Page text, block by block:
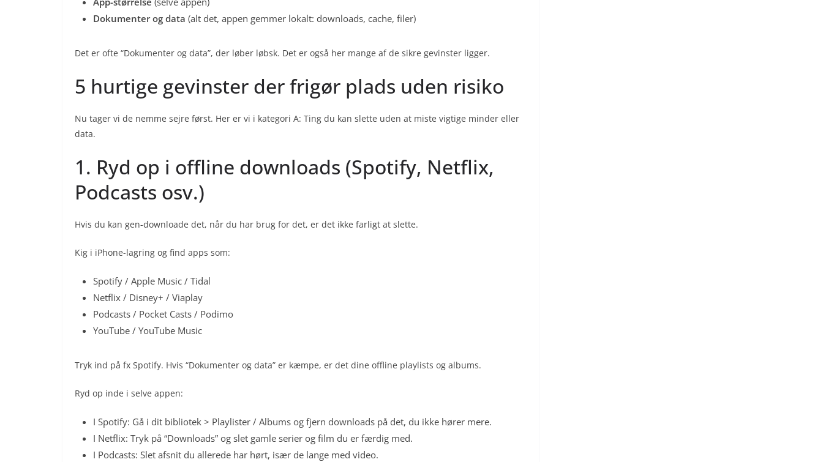
Dokumenter og data (alt det, appen gemmer lokalt: downloads, cache, filer)
Det er ofte “Dokumenter og data”, der løber løbsk. Det er også her mange af de sikre gevinster ligger.
5 hurtige gevinster der frigør plads uden risiko
Nu tager vi de nemme sejre først. Her er vi i kategori A: Ting du kan slette uden at miste vigtige minder eller
data.
1. Ryd op i offline downloads (Spotify, Netflix,
Podcasts osv.)
Hvis du kan gen-downloade det, når du har brug for det, er det ikke farligt at slette.
Kig i iPhone-lagring og find apps som:
Spotify / Apple Music / Tidal
Netflix / Disney+ / Viaplay
Podcasts / Pocket Casts / Podimo
YouTube / YouTube Music
Tryk ind på fx Spotify. Hvis “Dokumenter og data” er kæmpe, er det dine offline playlists og albums.
Ryd op inde i selve appen:
I Spotify: Gå i dit bibliotek > Playlister / Albums og fjern downloads på det, du ikke hører mere.
I Netflix: Tryk på “Downloads” og slet gamle serier og film du er færdig med.
I Podcasts: Slet afsnit du allerede har hørt, især de lange med video.